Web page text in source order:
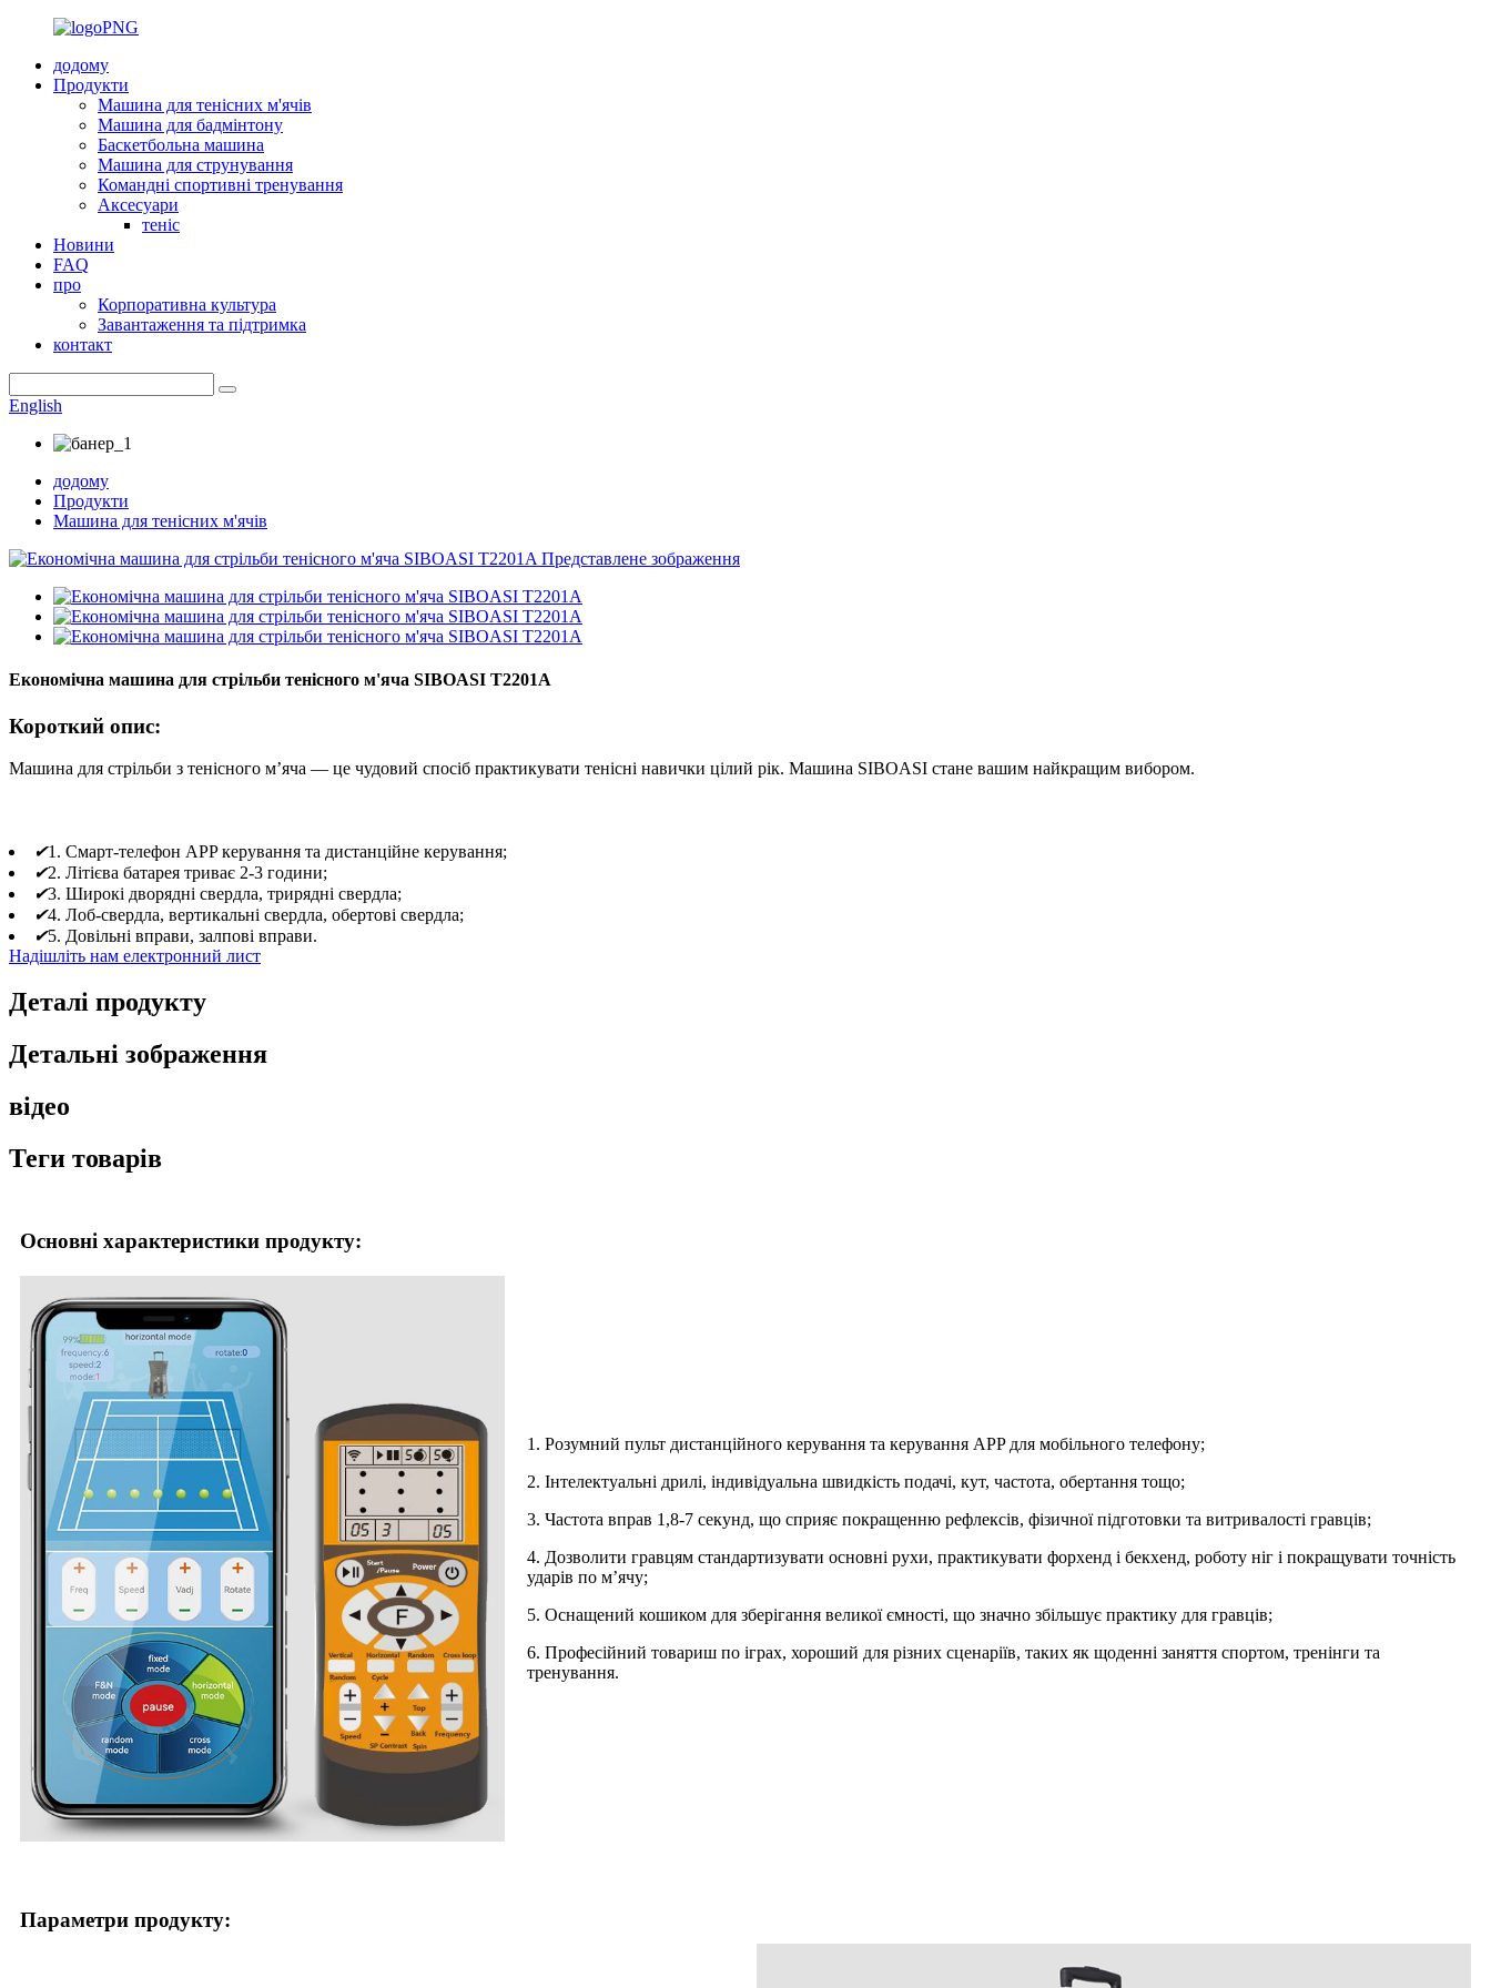
додому
Продукти
Машина для тенісних м'ячів
Машина для бадмінтону
Баскетбольна машина
Машина для струнування
Командні спортивні тренування
Аксесуари
теніс
Новини
FAQ
про
Корпоративна культура
Завантаження та підтримка
контакт
English
додому
Продукти
Машина для тенісних м'ячів
Економічна машина для стрільби тенісного м'яча SIBOASI T2201A
Короткий опис:
Машина для стрільби з тенісного м’яча — це чудовий спосіб практикувати тенісні навички цілий рік. Машина SIBOASI стане вашим найкращим вибором.
✔1. Смарт-телефон APP керування та дистанційне керування;
✔2. Літієва батарея триває 2-3 години;
✔3. Широкі дворядні свердла, трирядні свердла;
✔4. Лоб-свердла, вертикальні свердла, обертові свердла;
✔5. Довільні вправи, залпові вправи.
Надішліть нам електронний лист
Деталі продукту
Детальні зображення
відео
Теги товарів
Основні характеристики продукту:
1. Розумний пульт дистанційного керування та керування APP для мобільного телефону;
2. Інтелектуальні дрилі, індивідуальна швидкість подачі, кут, частота, обертання тощо;
3. Частота вправ 1,8-7 секунд, що сприяє покращенню рефлексів, фізичної підготовки та витривалості гравців;
4. Дозволити гравцям стандартизувати основні рухи, практикувати форхенд і бекхенд, роботу ніг і покращувати точність
ударів по м’ячу;
5. Оснащений кошиком для зберігання великої ємності, що значно збільшує практику для гравців;
6. Професійний товариш по іграх, хороший для різних сценаріїв, таких як щоденні заняття спортом, тренінги та
тренування.
Параметри продукту: